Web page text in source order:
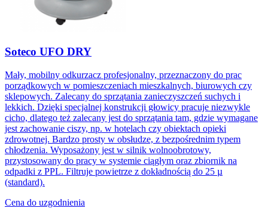
Soteco UFO DRY
Mały, mobilny odkurzacz profesjonalny, przeznaczony do prac
porządkowych w pomieszczeniach mieszkalnych, biurowych czy
sklepowych. Zalecany do sprzątania zanieczyszczeń suchych i
lekkich. Dzięki specjalnej konstrukcji głowicy pracuje niezwykle
cicho, dlatego też zalecany jest do sprzątania tam, gdzie wymagane
jest zachowanie ciszy, np. w hotelach czy obiektach opieki
zdrowotnej. Bardzo prosty w obsłudze, z bezpośrednim typem
chłodzenia. Wyposażony jest w silnik wolnoobrotowy,
przystosowany do pracy w systemie ciągłym oraz zbiornik na
odpadki z PPL. Filtruje powietrze z dokładnością do 25 µ
(standard).
Cena do uzgodnienia